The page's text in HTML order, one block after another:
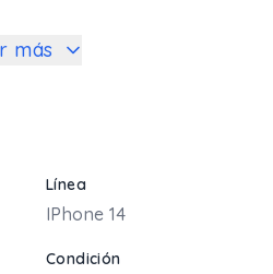
más
Línea
IPhone 14
Condición